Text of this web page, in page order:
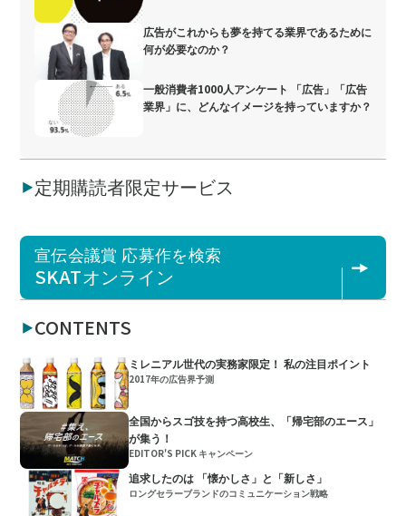
広告がこれからも夢を持てる業界であるために
何が必要なのか？
一般消費者1000人アンケート 「広告」「広告
業界」に、どんなイメージを持っていますか？
定期購読者限定サービス
宣伝会議賞 応募作を検索
SKATオンライン
CONTENTS
ミレニアル世代の実務家限定！ 私の注目ポイント
2017年の広告界予測
全国からスゴ技を持つ高校生、「帰宅部のエース」
が集う！
EDITOR'S PICK キャンペーン
追求したのは 「懐かしさ」と「新しさ」
ロングセラーブランドのコミュニケーション戦略